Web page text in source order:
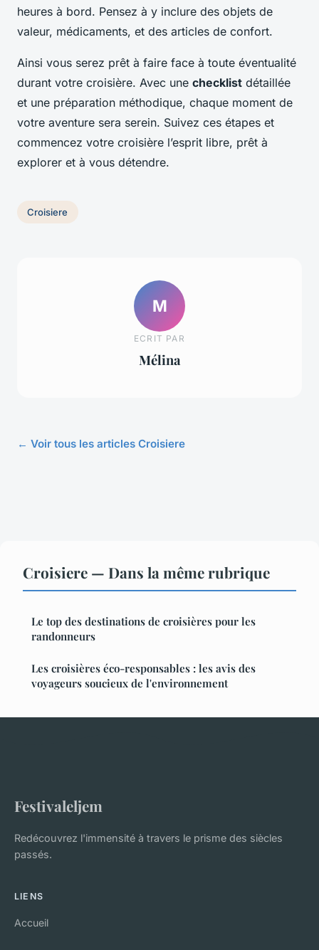
heures à bord. Pensez à y inclure des objets de
valeur, médicaments, et des articles de confort.
Ainsi vous serez prêt à faire face à toute éventualité
durant votre croisière. Avec une checklist détaillée
et une préparation méthodique, chaque moment de
votre aventure sera serein. Suivez ces étapes et
commencez votre croisière l’esprit libre, prêt à
explorer et à vous détendre.
Croisiere
M
ECRIT PAR
Mélina
← Voir tous les articles Croisiere
Croisiere — Dans la même rubrique
Le top des destinations de croisières pour les
randonneurs
Les croisières éco-responsables : les avis des
voyageurs soucieux de l'environnement
Festivaleljem
Redécouvrez l'immensité à travers le prisme des siècles
passés.
LIENS
Accueil